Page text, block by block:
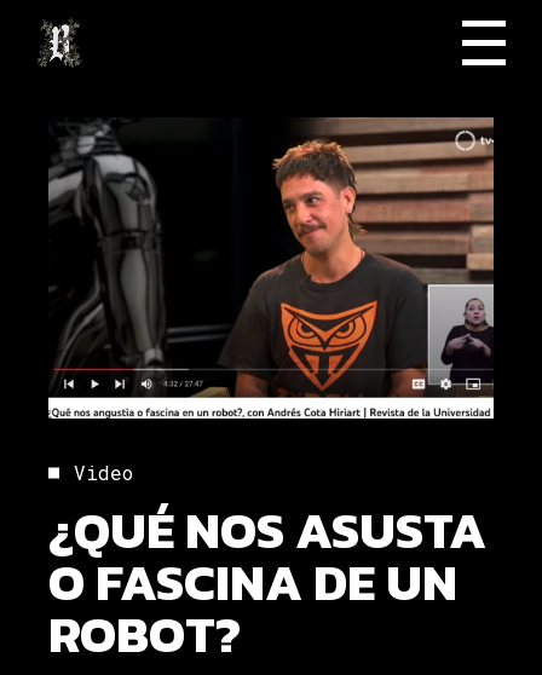
content
Video
¿QUÉ NOS ASUSTA
O FASCINA DE UN
ROBOT?